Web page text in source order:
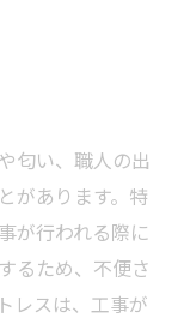
匂い、職人の出
があります。特
が行われる際に
るため、不便さ
レスは、工事が